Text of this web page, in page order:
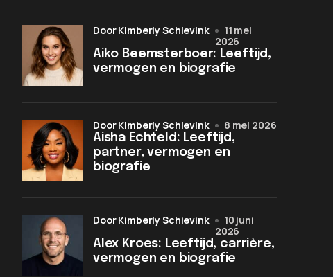
Aiko Beemsterboer: Leeftijd,
vermogen en biografie
door Kimberly Schievink
11 mei
2026
Aisha Echteld: Leeftijd,
partner, vermogen en
biografie
door Kimberly Schievink 8 mei 2026
Alex Kroes: Leeftijd, carrière,
vermogen en biografie
door Kimberly Schievink
10 juni
2026